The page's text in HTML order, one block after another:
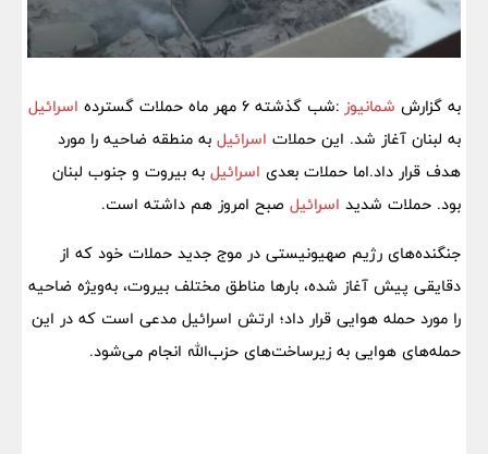
به گزارش شمانیوز :شب گذشته 6 مهر ماه حملات گسترده
اسرائیل
به لبنان آغاز شد. این حملات اسرائیل به منطقه ضاحیه را مورد
هدف قرار داد.اما حملات بعدی اسرائیل به بیروت و جنوب لبنان
بود. حملات شدید اسرائیل صبح امروز هم داشته است.
جنگنده‌های رژیم صهیونیستی در موج جدید حملات خود که از
دقایقی پیش آغاز شده، بارها مناطق مختلف بیروت، به‌ویژه ضاحیه
را مورد حمله هوایی قرار داد؛ ارتش اسرائیل مدعی است که در این
حمله‌های هوایی به زیرساخت‌های حزب‌الله انجام می‌شود.